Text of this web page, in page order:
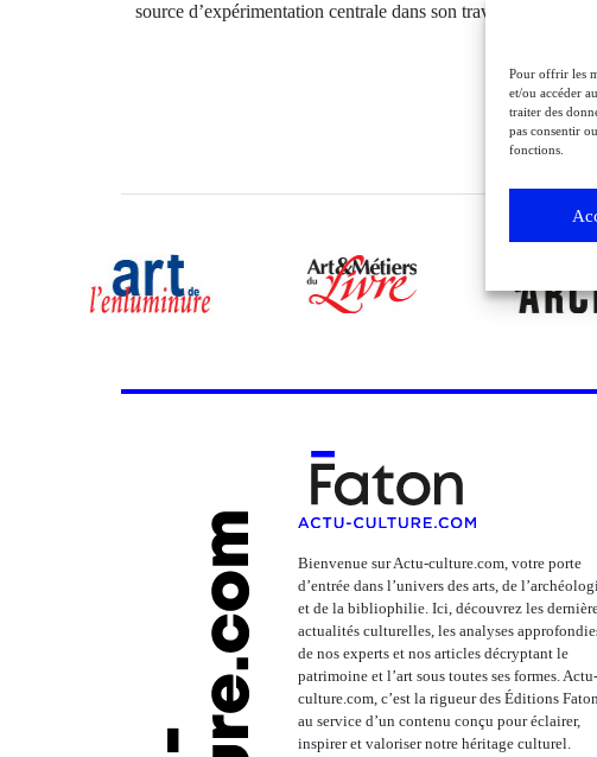
Pour offrir les
et/ou accéder
traiter des
pas consentir
fonctions.
source d’expérimentation centrale dans son travail.
Bienvenue sur Actu-culture.com, votre porte
d’entrée dans l’univers des arts, de
et de la bibliophilie. Ici, découvrez les
actualités culturelles, les analyses
de nos experts et nos articles décryptant le
patrimoine et l’art sous toutes ses formes. Actu-
culture.com, c’est la rigueur des Éditions Faton
au service d’un contenu conçu pour éclairer,
inspirer et valoriser notre héritage culturel.